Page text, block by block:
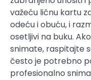
važeću ličnu kartu
odeću i obuću, i
osetljivi na buku.
snimate, raspitajte
često je potrebno
profesionalno